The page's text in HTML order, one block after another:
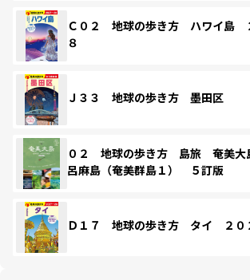
Ｃ０２ 地球の歩き方 ハワイ島
８
Ｊ３３ 地球の歩き方 墨田区
０２ 地球の歩き方 島旅 奄美
呂麻島（奄美群島１） ５訂版
Ｄ１７ 地球の歩き方 タイ ２０